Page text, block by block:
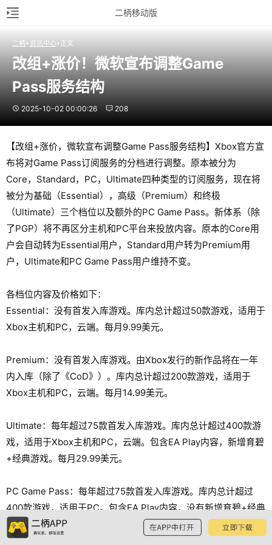
二柄移动版
二柄 资讯中心 正文
改组+涨价！微软宣布调整Game
Pass服务结构
2025-10-02 00:00:26 208
【改组+涨价，微软宣布调整Game Pass服务结构】Xbox官方宣
布将对Game Pass订阅服务的分档进行调整。原本被分为
Core，Standard，PC，Ultimate四种类型的订阅服务，现在将
被分为基础（Essential），高级（Premium）和终极
（Ultimate）三个档位以及额外的PC Game Pass。新体系（除
了PGP）将不再区分主机和PC平台来投放内容。原本的Core用
户会自动转为Essential用户，Standard用户转为Premium用
户，Ultimate和PC Game Pass用户维持不变。
各档位内容及价格如下：
Essential：没有首发入库游戏。库内总计超过50款游戏，适用于
Xbox主机和PC，云端。每月9.99美元。
Premium：没有首发入库游戏。由Xbox发行的新作品将在一年
内入库（除了《CoD》）。库内总计超过200款游戏，适用于
Xbox主机和PC，云端。每月14.99美元。
Ultimate：每年超过75款首发入库游戏。库内总计超过400款游
戏，适用于Xbox主机和PC，云端。包含EA Play内容，新增育碧
+经典游戏。每月29.99美元。
PC Game Pass：每年超过75款首发入库游戏。库内总计超过
400款游戏，适用于PC。包含EA Play内容，没有新增育碧+经典
游戏服务，但追加了多款育碧游戏。每月16.49美元。